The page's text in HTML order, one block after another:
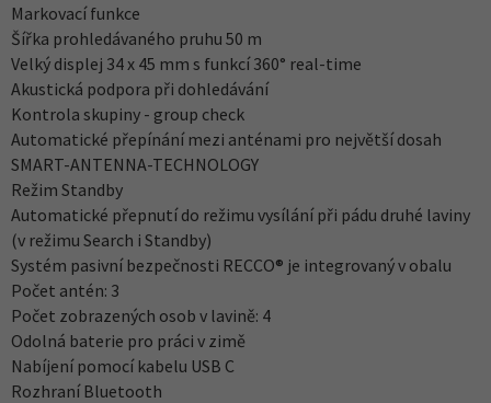
Markovací funkce
Šířka prohledávaného pruhu 50 m
Velký displej 34 x 45 mm s funkcí 360° real-time
Akustická podpora při dohledávání
Kontrola skupiny - group check
Automatické přepínání mezi anténami pro největší dosah
SMART-ANTENNA-TECHNOLOGY
Režim Standby
Automatické přepnutí do režimu vysílání při pádu druhé laviny
(v režimu Search i Standby)
Systém pasivní bezpečnosti RECCO® je integrovaný v obalu
Počet antén: 3
Počet zobrazených osob v lavině: 4
Odolná baterie pro práci v zimě
Nabíjení pomocí kabelu USB C
Rozhraní Bluetooth